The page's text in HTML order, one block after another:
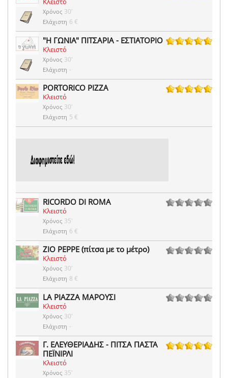
Χρόνος 30'
Ελάχιστη 6 €
"Η ΓΩΝΙΑ" ΠΙΤΣΑΡΙΑ - ΕΣΤΙΑΤΟΡΙΟ
Κλειστό
Χρόνος 30'
Ελάχιστη -
PORTORICO PIZZA
Κλειστό
Χρόνος 30'
Ελάχιστη 5 €
RICORDO DI ROMA
Κλειστό
Χρόνος 35'
Ελάχιστη 6 €
ZIO PEPPE (πίτσα με το μέτρο)
Κλειστό
Χρόνος 30'
Ελάχιστη 8 €
LA PIAZZA ΜΑΡΟΥΣΙ
Κλειστό
Χρόνος 30'
Ελάχιστη -
Γ. ΕΛΕΥΘΕΡΙΑΔΗΣ - ΠΙΤΣΑ ΠΑΣΤΑ
ΠΕΪΝΙΡΛΙ
Κλειστό
Χρόνος 35'